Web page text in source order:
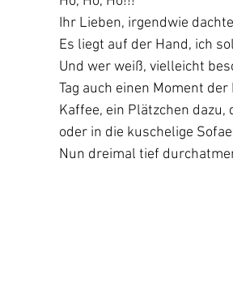
Ihr Lieben, irgendwie
Es liegt auf der Hand, ich
Und wer weiß, vielleicht
Tag auch einen Moment
Kaffee, ein Plätzchen
oder in die kuschelige
Nun dreimal tief